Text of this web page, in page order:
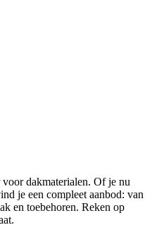
dakmaterialen. Of je nu
je een compleet aanbod: van
en toebehoren. Reken op